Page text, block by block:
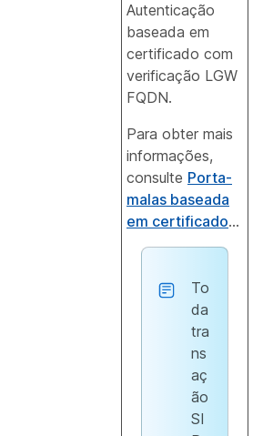
Autenticação
baseada em
certificado com
verificação LGW
FQDN.
Para obter mais
informações,
consulte Porta-
malas baseada
em certificado...
To
da
tra
ns
aç
ão
SI